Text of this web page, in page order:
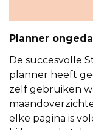
Planner
De succesvolle
planner heeft
zelf gebruiken
elke pagina is